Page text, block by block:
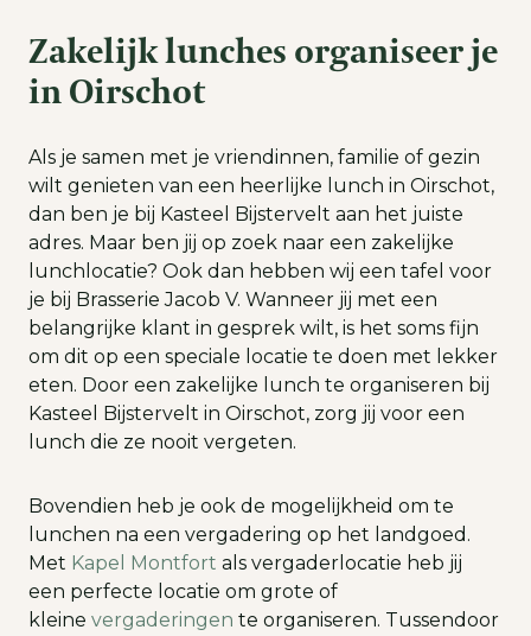
Zakelijk lunches organiseer je
in Oirschot
Als je samen met je vriendinnen, familie of gezin
wilt genieten van een heerlijke lunch in Oirschot,
dan ben je bij Kasteel Bijstervelt aan het juiste
adres. Maar ben jij op zoek naar een zakelijke
lunchlocatie? Ook dan hebben wij een tafel voor
je bij Brasserie Jacob V. Wanneer jij met een
belangrijke klant in gesprek wilt, is het soms fijn
om dit op een speciale locatie te doen met lekker
eten. Door een zakelijke lunch te organiseren bij
Kasteel Bijstervelt in Oirschot, zorg jij voor een
lunch die ze nooit vergeten.
Bovendien heb je ook de mogelijkheid om te
lunchen na een vergadering op het landgoed.
Met Kapel Montfort als vergaderlocatie heb jij
een perfecte locatie om grote of
kleine vergaderingen te organiseren. Tussendoor